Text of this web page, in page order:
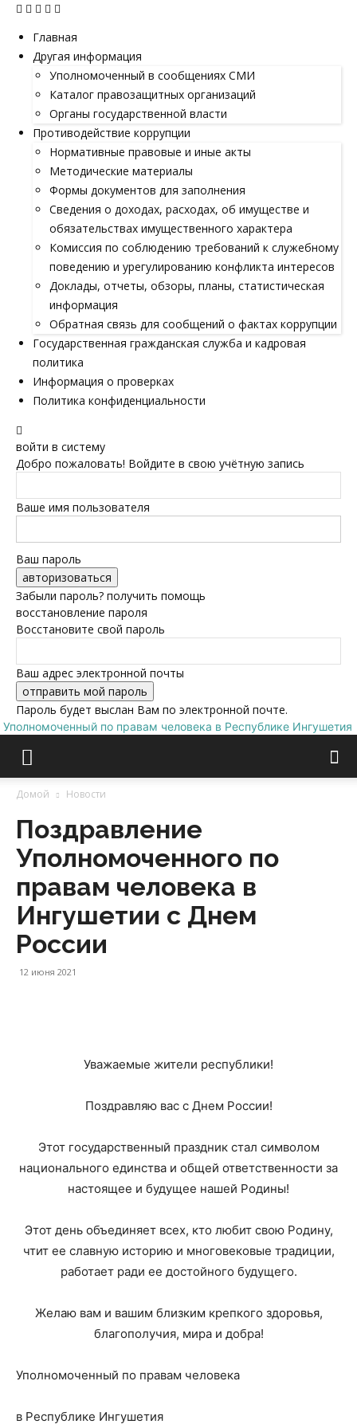
Главная
Другая информация
Уполномоченный в сообщениях СМИ
Каталог правозащитных организаций
Органы государственной власти
Противодействие коррупции
Нормативные правовые и иные акты
Методические материалы
Формы документов для заполнения
Сведения о доходах, расходах, об имуществе и
обязательствах имущественного характера
Комиссия по соблюдению требований к служебному
поведению и урегулированию конфликта интересов
Доклады, отчеты, обзоры, планы, статистическая
информация
Обратная связь для сообщений о фактах коррупции
Государственная гражданская служба и кадровая
политика
Информация о проверках
Политика конфиденциальности
войти в систему
Добро пожаловать! Войдите в свою учётную запись
Ваше имя пользователя
Ваш пароль
Забыли пароль? получить помощь
восстановление пароля
Восстановите свой пароль
Ваш адрес электронной почты
Пароль будет выслан Вам по электронной почте.
Уполномоченный по правам человека в Республике Ингушетия
Домой Новости
Поздравление
Уполномоченного по
правам человека в
Ингушетии с Днем
России
12 июня 2021
Уважаемые жители республики!
Поздравляю вас с Днем России!
Этот государственный праздник стал символом
национального единства и общей ответственности за
настоящее и будущее нашей Родины!
Этот день объединяет всех, кто любит свою Родину,
чтит ее славную историю и многовековые традиции,
работает ради ее достойного будущего.
Желаю вам и вашим близким крепкого здоровья,
благополучия, мира и добра!
Уполномоченный по правам человека
в Республике Ингушетия